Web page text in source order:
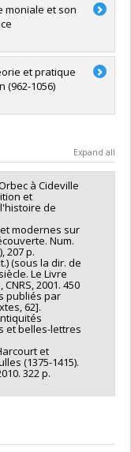
moniale et son
et pratique
1056)
Expand all
à Cideville
et
de
et modernes sur
Num.
207 p.
(sous la dir. de
Le Livre
2001. 450
publiés par
62].
et belles-lettres
et
(1375-1415).
322 p.